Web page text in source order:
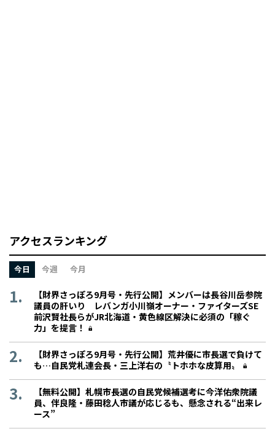
アクセスランキング
今日 今週 今月
【財界さっぽろ9月号・先行公開】メンバーは長谷川岳参院
議員の肝いり レバンガ小川嶺オーナー・ファイターズSE
前沢賢社長らがJR北海道・黄色線区解決に必須の「稼ぐ
力」を提言！
【財界さっぽろ9月号・先行公開】荒井優に市長選で負けて
も…自民党札連会長・三上洋右の〝トホホな皮算用〟
【無料公開】札幌市長選の自民党候補選考に今洋佑衆院議
員、伴良隆・藤田稔人市議が応じるも、懸念される“出来レ
ース”